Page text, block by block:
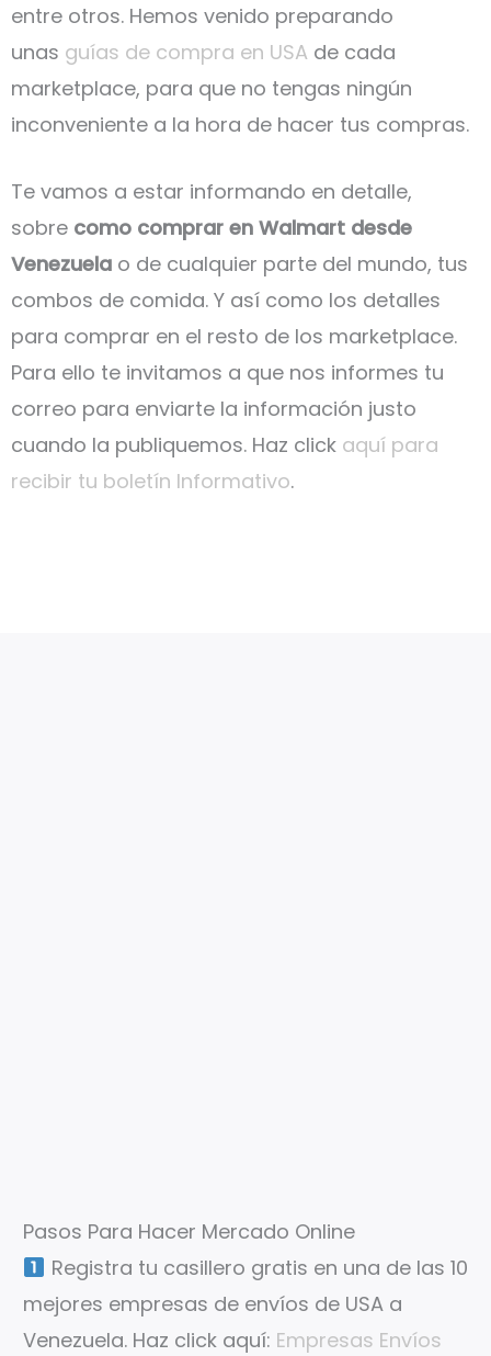
entre otros. Hemos venido preparando
unas guías de compra en USA de cada
marketplace, para que no tengas ningún
inconveniente a la hora de hacer tus compras.
Te vamos a estar informando en detalle,
sobre como comprar en Walmart desde
Venezuela o de cualquier parte del mundo, tus
combos de comida. Y así como los detalles
para comprar en el resto de los marketplace.
Para ello te invitamos a que nos informes tu
correo para enviarte la información justo
cuando la publiquemos. Haz click aquí para
recibir tu boletín Informativo.
Pasos Para Hacer Mercado Online
Registra tu casillero gratis en una de las 10
mejores empresas de envíos de USA a
Venezuela. Haz click aquí: Empresas Envíos